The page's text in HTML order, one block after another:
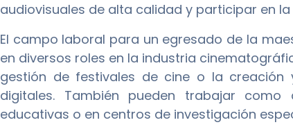
audiovisuales de alta calidad y participar en
El campo laboral para un egresado de la
en diversos roles en la industria
gestión de festivales de cine o la
digitales. También pueden trabajar como
educativas o en centros de investigación